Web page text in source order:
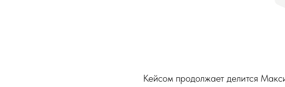
Кейсом продолжает делится